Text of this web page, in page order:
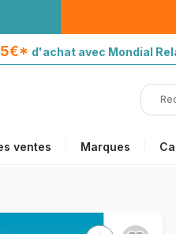
d'achat avec Mondial
ventes Marques